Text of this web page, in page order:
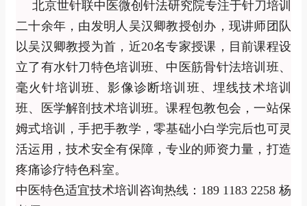
北京世针联中医微创针法研究院专注于针刀培训
二十余年，由发明人吴汉卿教授创办，现讲师团队
以吴汉卿教授为首，近20名专家授课，目前课程设
立了有水针刀特色培训班、中医筋骨针法培训班、
毫火针培训班、影像诊断培训班、埋线技术培训
班、医学解剖技术培训班。课程包教包会，一站保
姆式培训，手把手教学，零基础小白学完后也可灵
活运用，技术安全有保障，专业的师资力量，打造
疼痛诊疗特色科室。
中医特色适宜技术培训咨询热线：189 1183 2258 杨